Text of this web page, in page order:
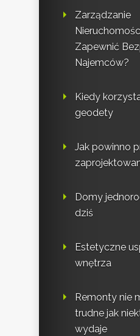
Zarządzanie
Zapewnić
Najemców?
Kiedy
geodety
Jak powinno
Domy
dziś
Estetyczne
wnętrza
Remonty nie
trudne jak
wydaje